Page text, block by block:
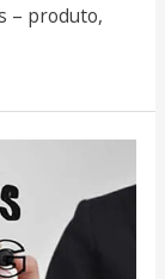
– produto,